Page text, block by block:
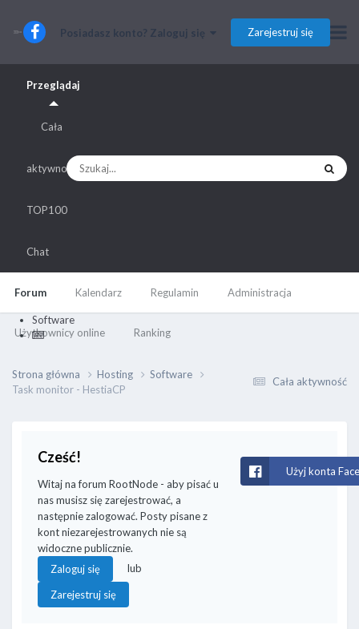
Posiadasz konto? Zaloguj się Zarejestruj się
Przeglądaj
Forum Kalendarz Regulamin Administracja
Użytkownicy online Ranking
Cała
aktywność
TOP100
Chat
Software
Cała aktywność
Strona główna Hosting
Software
Task monitor - HestiaCP
Cześć!
Witaj na forum RootNode - aby pisać u
nas musisz się zarejestrować, a
następnie zalogować. Posty pisane z
kont niezarejestrowanych nie są
widoczne publicznie.
Zaloguj się
lub
Zarejestruj się
Użyj konta